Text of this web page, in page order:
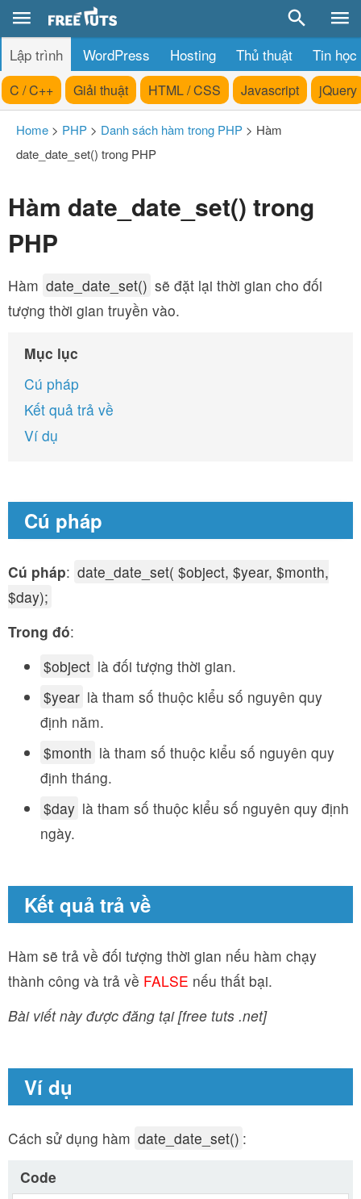
Lập trình WordPress Hosting Thủ thuật Tin học
C / C++ Giải thuật HTML / CSS Javascript jQuery
Home > PHP > Danh sách hàm trong PHP > Hàm
date_date_set() trong PHP
Hàm date_date_set() trong
PHP
Hàm date_date_set() sẽ đặt lại thời gian cho đối
tượng thời gian truyền vào.
Mục lục
Cú pháp
Kết quả trả về
Ví dụ
Cú pháp
Cú pháp: date_date_set( $object, $year, $month,
$day);
Trong đó:
$object là đối tượng thời gian.
$year là tham số thuộc kiểu số nguyên quy
định năm.
$month là tham số thuộc kiểu số nguyên quy
định tháng.
$day là tham số thuộc kiểu số nguyên quy định
ngày.
Kết quả trả về
Hàm sẽ trả về đối tượng thời gian nếu hàm chạy
thành công và trả về FALSE nếu thất bại.
Bài viết này được đăng tại [free tuts .net]
Ví dụ
Cách sử dụng hàm date_date_set() :
Code